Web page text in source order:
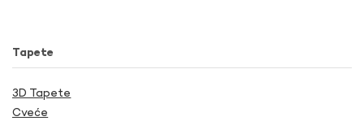
Tapete
3D Tapete
Cveće